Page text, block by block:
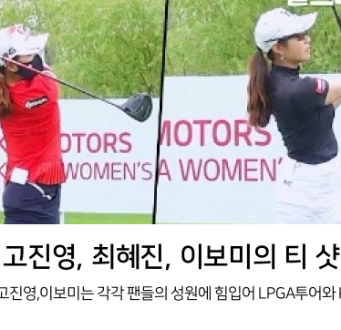
진영, 최혜진, 이보미의 티 샷